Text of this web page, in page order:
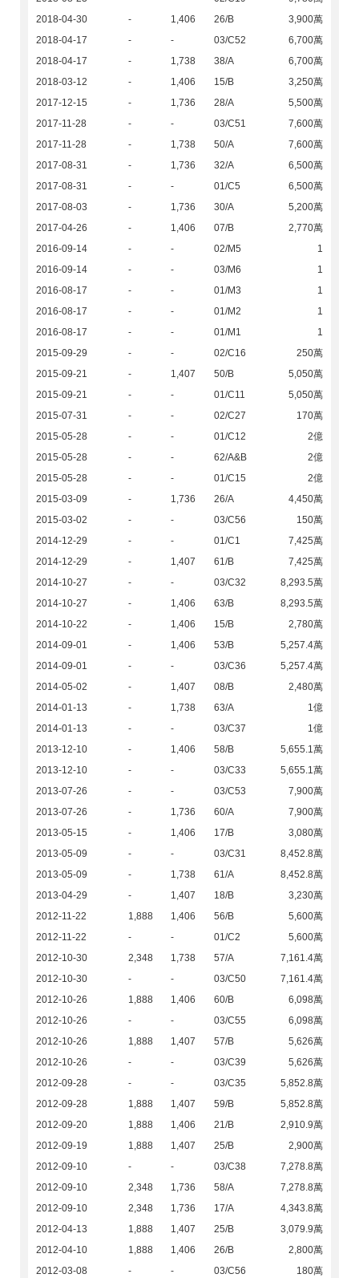
2018-04-30
- 1,406 26/B
3,900萬
2018-04-17
- - 03/C52
6,700萬
2018-04-17
- 1,738 38/A
6,700萬
2018-03-12
- 1,406 15/B
3,250萬
2017-12-15
- 1,736 28/A
5,500萬
2017-11-28
- - 03/C51
7,600萬
2017-11-28
- 1,738 50/A
7,600萬
2017-08-31
- 1,736 32/A
6,500萬
2017-08-31
- - 01/C5
6,500萬
2017-08-03
- 1,736 30/A
5,200萬
2017-04-26
- 1,406 07/B
2,770萬
2016-09-14
- - 02/M5
1
2016-09-14
- - 03/M6
1
2016-08-17
- - 01/M3
1
2016-08-17
- - 01/M2
1
2016-08-17
- - 01/M1
1
2015-09-29
- - 02/C16
250萬
2015-09-21
- 1,407 50/B
5,050萬
2015-09-21
- - 01/C11
5,050萬
2015-07-31
- - 02/C27
170萬
2015-05-28
- - 01/C12
2億
2015-05-28
- - 62/A&B
2億
2015-05-28
- - 01/C15
2億
2015-03-09
- 1,736 26/A
4,450萬
2015-03-02
- - 03/C56
150萬
2014-12-29
- - 01/C1
7,425萬
2014-12-29
- 1,407 61/B
7,425萬
2014-10-27
- - 03/C32
8,293.5萬
2014-10-27
- 1,406 63/B
8,293.5萬
2014-10-22
- 1,406 15/B
2,780萬
2014-09-01
- 1,406 53/B
5,257.4萬
2014-09-01
- - 03/C36
5,257.4萬
2014-05-02
- 1,407 08/B
2,480萬
2014-01-13
- 1,738 63/A
1億
2014-01-13
- - 03/C37
1億
2013-12-10
- 1,406 58/B
5,655.1萬
2013-12-10
- - 03/C33
5,655.1萬
2013-07-26
- - 03/C53
7,900萬
2013-07-26
- 1,736 60/A
7,900萬
2013-05-15
- 1,406 17/B
3,080萬
2013-05-09
- - 03/C31
8,452.8萬
2013-05-09
- 1,738 61/A
8,452.8萬
2013-04-29
- 1,407 18/B
3,230萬
2012-11-22
1,888 1,406 56/B
5,600萬
2012-11-22
- - 01/C2
5,600萬
2012-10-30
2,348 1,738 57/A
7,161.4萬
2012-10-30
- - 03/C50
7,161.4萬
2012-10-26
1,888 1,406 60/B
6,098萬
2012-10-26
- - 03/C55
6,098萬
2012-10-26
1,888 1,407 57/B
5,626萬
2012-10-26
- - 03/C39
5,626萬
2012-09-28
- - 03/C35
5,852.8萬
2012-09-28
1,888 1,407 59/B
5,852.8萬
2012-09-20
1,888 1,406 21/B
2,910.9萬
2012-09-19
1,888 1,407 25/B
2,900萬
2012-09-10
- - 03/C38
7,278.8萬
2012-09-10
2,348 1,736 58/A
7,278.8萬
2012-09-10
2,348 1,736 17/A
4,343.8萬
2012-04-13
1,888 1,407 25/B
3,079.9萬
2012-04-10
1,888 1,406 26/B
2,800萬
2012-03-08
- - 03/C56
180萬